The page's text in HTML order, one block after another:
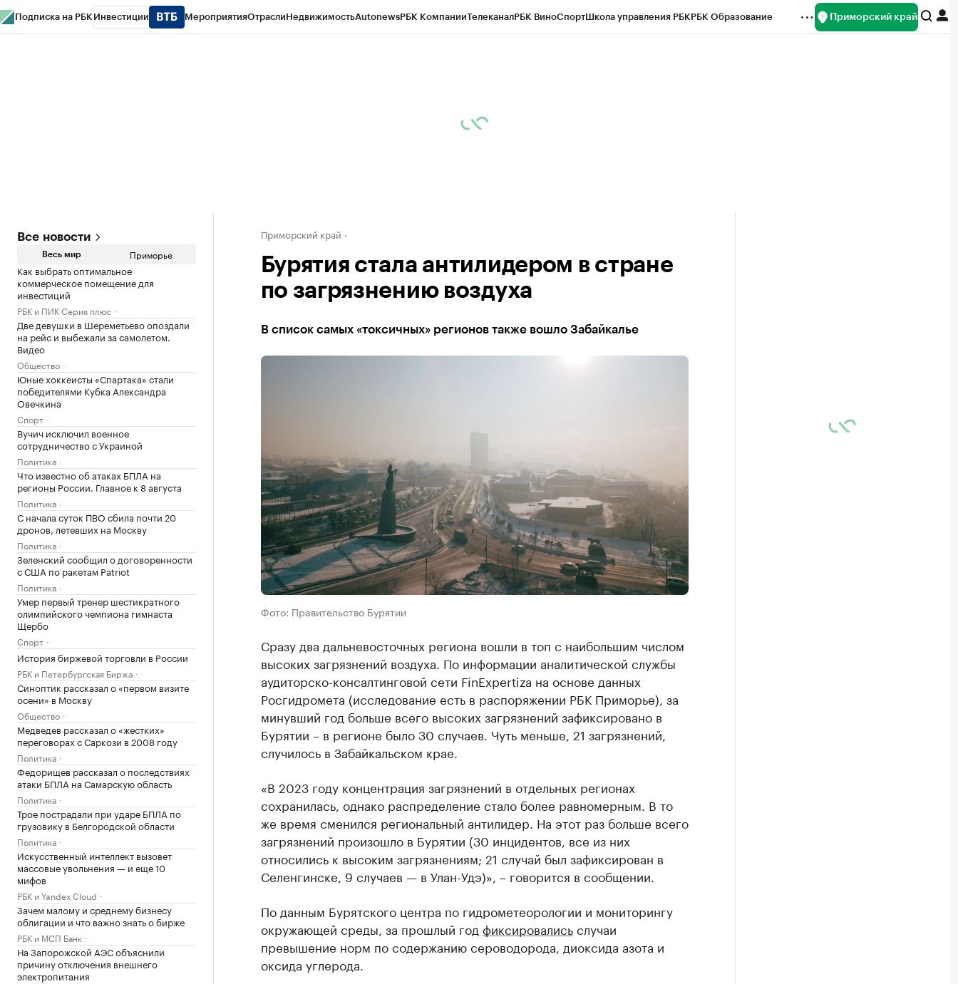
Подписка на РБК Инвестиции МероприятияОтраслиНедвижимостьAutonewsРБК КомпанииТелеканалРБК ВиноСпортШкола управления РБКРБК Образование Приморский край
Все новости
Весь мир Приморье
Как выбрать оптимальное
коммерческое помещение для
инвестиций
РБК и ПИК Серия плюс
Две девушки в Шереметьево опоздали
на рейс и выбежали за самолетом.
Видео
Общество
Юные хоккеисты «Спартака» стали
победителями Кубка Александра
Овечкина
Спорт
Вучич исключил военное
сотрудничество с Украиной
Политика
Что известно об атаках БПЛА на
регионы России. Главное к 8 августа
Политика
С начала суток ПВО сбила почти 20
дронов, летевших на Москву
Политика
Зеленский сообщил о договоренности
с США по ракетам Patriot
Политика
Умер первый тренер шестикратного
олимпийского чемпиона гимнаста
Щербо
Спорт
История биржевой торговли в России
РБК и Петербургская Биржа
Синоптик рассказал о «первом визите
осени» в Москву
Общество
Медведев рассказал о «жестких»
переговорах с Саркози в 2008 году
Политика
Федорищев рассказал о последствиях
атаки БПЛА на Самарскую область
Политика
Трое пострадали при ударе БПЛА по
грузовику в Белгородской области
Политика
Искусственный интеллект вызовет
массовые увольнения — и еще 10
мифов
РБК и Yandex Cloud
Зачем малому и среднему бизнесу
облигации и что важно знать о бирже
РБК и МСП Банк
На Запорожской АЭС объяснили
причину отключения внешнего
электропитания
Приморский край
Бурятия стала антилидером в стране
по загрязнению воздуха
В список самых «токсичных» регионов также вошло Забайкалье
Фото: Правительство Бурятии
Сразу два дальневосточных региона вошли в топ с наибольшим числом
высоких загрязнений воздуха. По информации аналитической службы
аудиторско-консалтинговой сети FinExpertiza на основе данных
Росгидромета (исследование есть в распоряжении РБК Приморье), за
минувший год больше всего высоких загрязнений зафиксировано в
Бурятии – в регионе было 30 случаев. Чуть меньше, 21 загрязнений,
случилось в Забайкальском крае.
«В 2023 году концентрация загрязнений в отдельных регионах
сохранилась, однако распределение стало более равномерным. В то
же время сменился региональный антилидер. На этот раз больше всего
загрязнений произошло в Бурятии (30 инцидентов, все из них
относились к высоким загрязнениям; 21 случай был зафиксирован в
Селенгинске, 9 случаев — в Улан-Удэ)», – говорится в сообщении.
По данным Бурятского центра по гидрометеорологии и мониторингу
окружающей среды, за прошлый год фиксировалисьслучаи
превышение норм по содержанию сероводорода, диоксида азота и
оксида углерода.